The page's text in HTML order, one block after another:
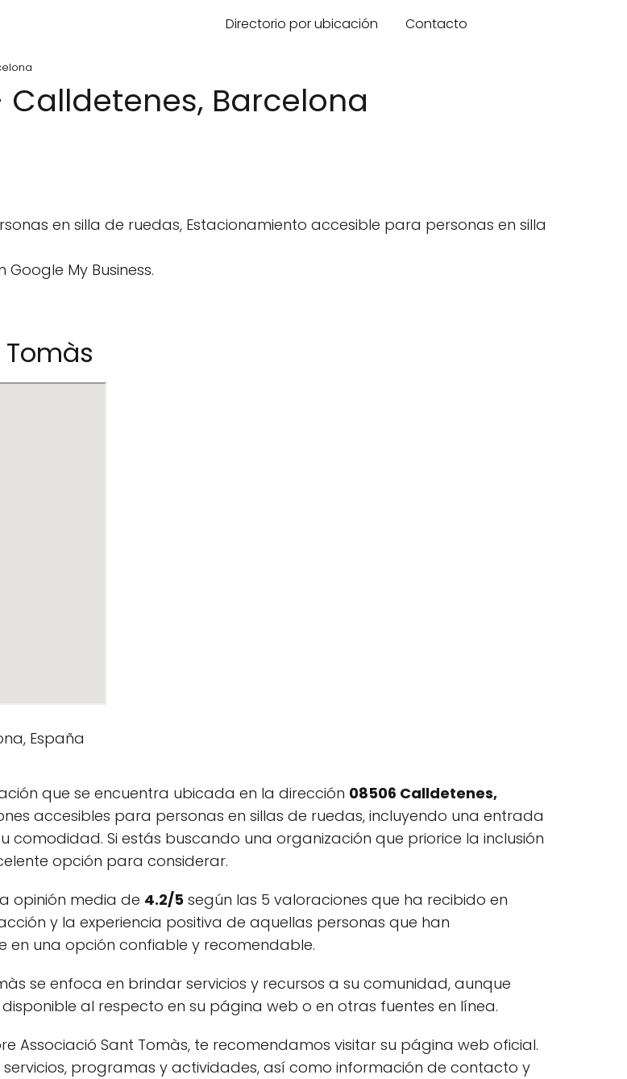
Directorio por ubicación Contacto
Barcelona
en silla de ruedas, Estacionamiento accesible para personas en silla
My Business.
que se encuentra ubicada en la dirección 08506 Calldetenes,
accesibles para personas en sillas de ruedas, incluyendo una entrada
Si estás buscando una organización que priorice la inclusión
opción para considerar.
opinión media de 4.2/5 según las 5 valoraciones que ha recibido en
y la experiencia positiva de aquellas personas que han
en una opción confiable y recomendable.
se enfoca en brindar servicios y recursos a su comunidad, aunque
al respecto en su página web o en otras fuentes en línea.
Associació Sant Tomàs, te recomendamos visitar su página web oficial.
programas y actividades, así como información de contacto y